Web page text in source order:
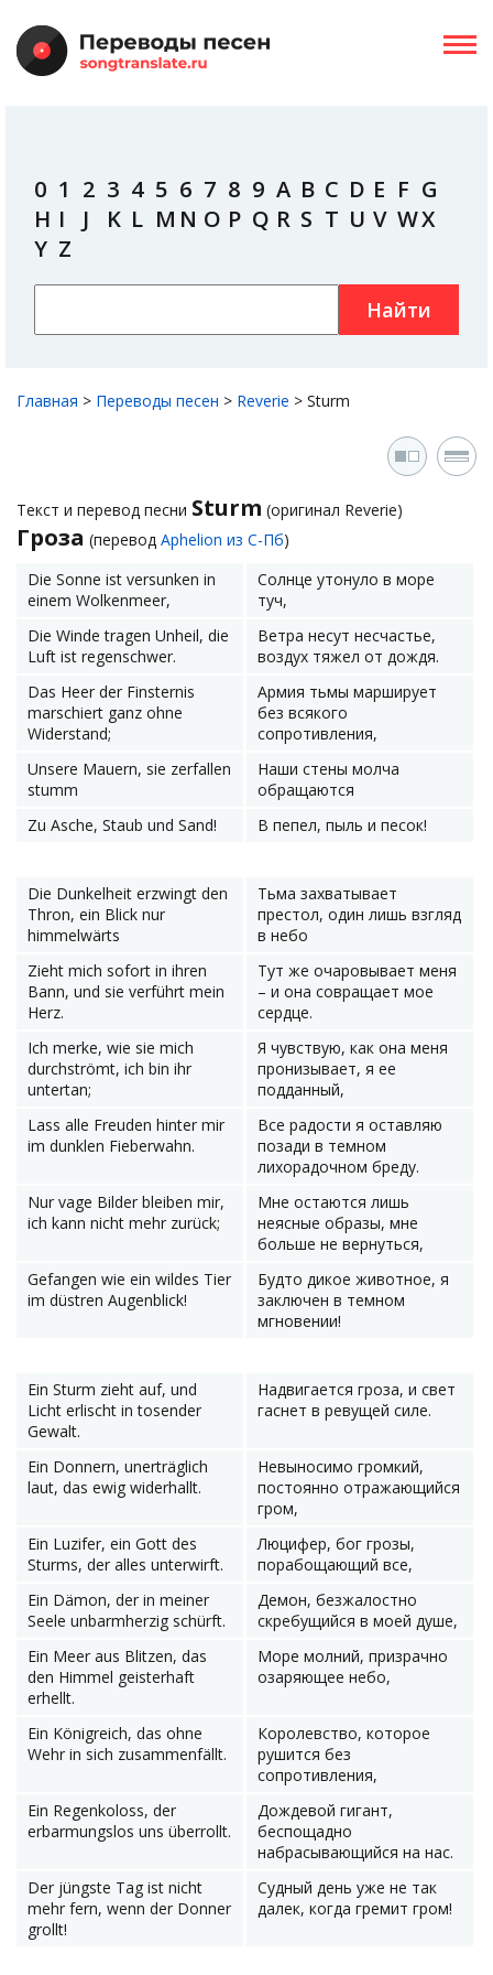
0 1 2 3 4 5 6 7 8 9 A B C D E F G
H I J K L M N O P Q R S T U V WX
Y Z
Найти
Главная > Переводы песен > Reverie > Sturm
Текст и перевод песни Sturm (оригинал Reverie)
Гроза (перевод Aphelion из С-Пб)
Die Sonne ist versunken in
einem Wolkenmeer,
Солнце утонуло в море
туч,
Die Winde tragen Unheil, die
Luft ist regenschwer.
Ветра несут несчастье,
воздух тяжел от дождя.
Das Heer der Finsternis
marschiert ganz ohne
Widerstand;
Армия тьмы марширует
без всякого
сопротивления,
Unsere Mauern, sie zerfallen
stumm
Наши стены молча
обращаются
Zu Asche, Staub und Sand!
В пепел, пыль и песок!
Die Dunkelheit erzwingt den
Thron, ein Blick nur
himmelwärts
Тьма захватывает
престол, один лишь взгляд
в небо
Zieht mich sofort in ihren
Bann, und sie verführt mein
Herz.
Тут же очаровывает меня
– и она совращает мое
сердце.
Ich merke, wie sie mich
durchströmt, ich bin ihr
untertan;
Я чувствую, как она меня
пронизывает, я ее
подданный,
Lass alle Freuden hinter mir
im dunklen Fieberwahn.
Все радости я оставляю
позади в темном
лихорадочном бреду.
Nur vage Bilder bleiben mir,
ich kann nicht mehr zurück;
Мне остаются лишь
неясные образы, мне
больше не вернуться,
Gefangen wie ein wildes Tier
im düstren Augenblick!
Будто дикое животное, я
заключен в темном
мгновении!
Ein Sturm zieht auf, und
Licht erlischt in tosender
Gewalt.
Надвигается гроза, и свет
гаснет в ревущей силе.
Ein Donnern, unerträglich
laut, das ewig widerhallt.
Невыносимо громкий,
постоянно отражающийся
гром,
Ein Luzifer, ein Gott des
Sturms, der alles unterwirft.
Люцифер, бог грозы,
порабощающий все,
Ein Dämon, der in meiner
Seele unbarmherzig schürft.
Демон, безжалостно
скребущийся в моей душе,
Ein Meer aus Blitzen, das
den Himmel geisterhaft
erhellt.
Море молний, призрачно
озаряющее небо,
Ein Königreich, das ohne
Wehr in sich zusammenfällt.
Королевство, которое
рушится без
сопротивления,
Ein Regenkoloss, der
erbarmungslos uns überrollt.
Дождевой гигант,
беспощадно
набрасывающийся на нас.
Der jüngste Tag ist nicht
mehr fern, wenn der Donner
grollt!
Судный день уже не так
далек, когда гремит гром!